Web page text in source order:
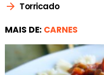
Torricado
MAIS DE: CARNES